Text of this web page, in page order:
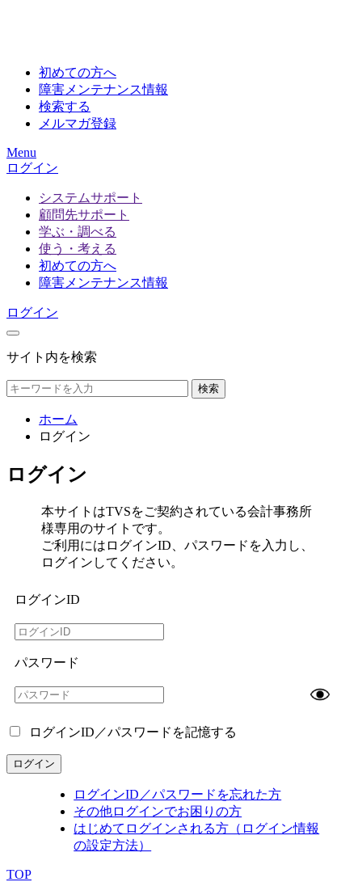
初めての方へ
障害メンテナンス情報
検索する
メルマガ登録
Menu
ログイン
システムサポート
顧問先サポート
学ぶ・調べる
使う・考える
初めての方へ
障害メンテナンス情報
ログイン
サイト内を検索
検索
ホーム
ログイン
ログイン
本サイトはTVSをご契約されている会計事務所
様専用のサイトです。
ご利用にはログインID、パスワードを入力し、
ログインしてください。
ログインID
パスワード
ログインID／パスワードを記憶する
ログイン
ログインID／パスワードを忘れた方
その他ログインでお困りの方
はじめてログインされる方（ログイン情報
の設定方法）
TOP